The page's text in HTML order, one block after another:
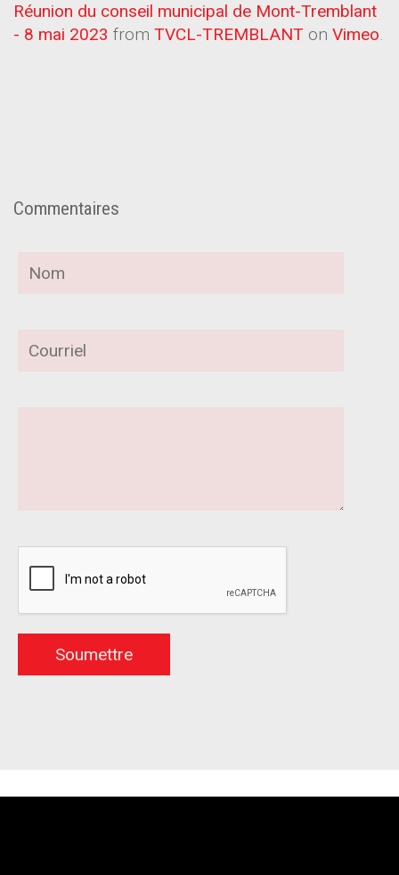
Réunion du conseil municipal de Mont-Tremblant
- 8 mai 2023 from TVCL-TREMBLANT on Vimeo.
Commentaires